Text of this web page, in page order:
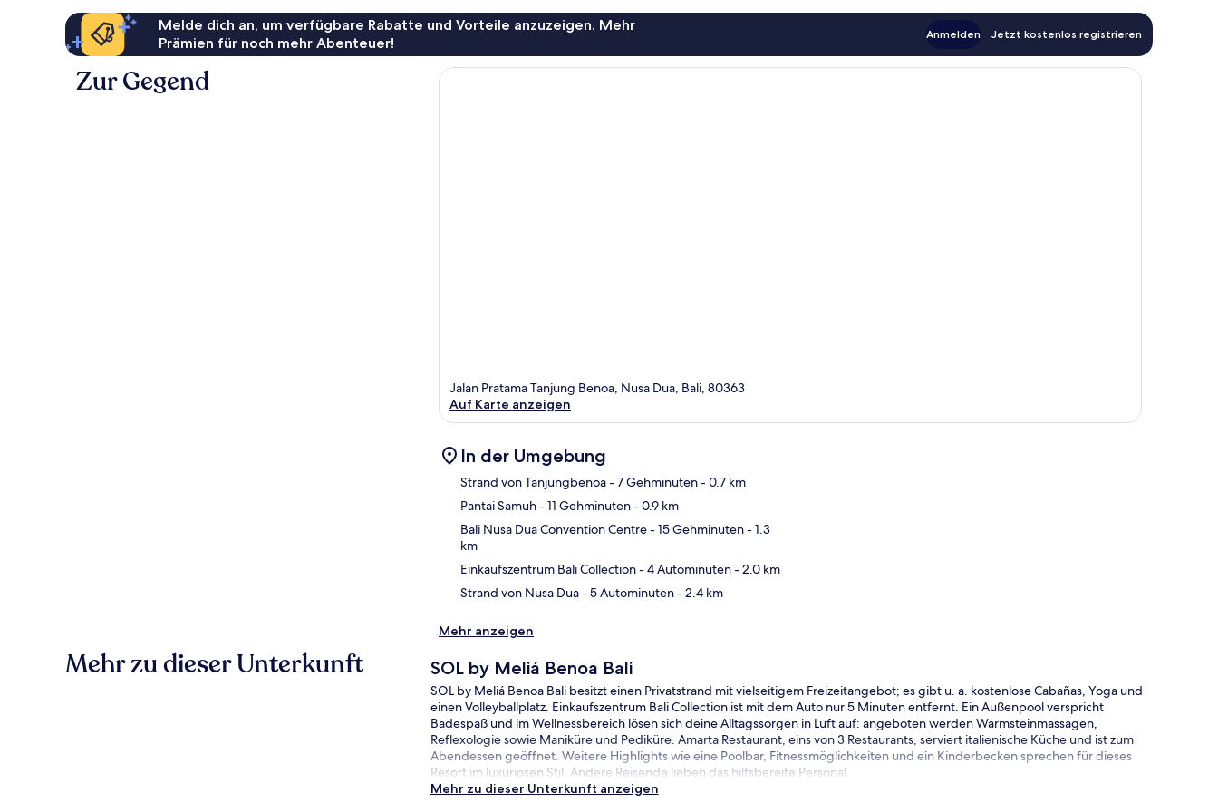
Melde dich an, um verfügbare Rabatte und Vorteile anzuzeigen. Mehr
Prämien für noch mehr Abenteuer!
Anmelden Jetzt kostenlos registrieren
Zur Gegend
Jalan Pratama Tanjung Benoa, Nusa Dua, Bali, 80363
Auf Karte anzeigen
In der Umgebung
Strand von Tanjungbenoa- 7 Gehminuten- 0.7 km
Pantai Samuh- 11 Gehminuten- 0.9 km
Bali Nusa Dua Convention Centre- 15 Gehminuten- 1.3
km
Einkaufszentrum Bali Collection- 4 Autominuten- 2.0 km
Strand von Nusa Dua- 5 Autominuten- 2.4 km
Mehr anzeigen
Mehr zu dieser Unterkunft SOL by Meliá Benoa Bali
SOL by Meliá Benoa Bali besitzt einen Privatstrand mit vielseitigem Freizeitangebot; es gibt u. a. kostenlose Cabañas, Yoga und
einen Volleyballplatz. Einkaufszentrum Bali Collection ist mit dem Auto nur 5 Minuten entfernt. Ein Außenpool verspricht
Badespaß und im Wellnessbereich lösen sich deine Alltagssorgen in Luft auf: angeboten werden Warmsteinmassagen,
Reflexologie sowie Maniküre und Pediküre. Amarta Restaurant, eins von 3 Restaurants, serviert italienische Küche und ist zum
Abendessen geöffnet. Weitere Highlights wie eine Poolbar, Fitnessmöglichkeiten und ein Kinderbecken sprechen für dieses
Resort im luxuriösen Stil. Andere Reisende lieben das hilfsbereite Personal.
Mehr zu dieser Unterkunft anzeigen